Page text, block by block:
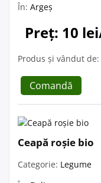
În: Argeș
Preț: 10
Produs și vândut de:
Comandă
Ceapă roșie bio
Categorie: Legume